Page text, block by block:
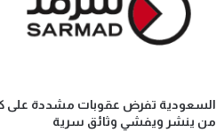
السعودية تفرض عقوبات مشددة على
من ينشر ويفشي وثائق سرية